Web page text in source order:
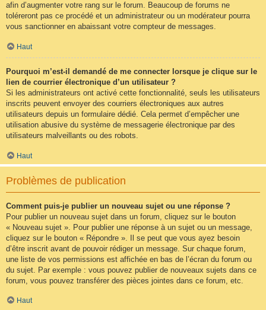
afin d’augmenter votre rang sur le forum. Beaucoup de forums ne
toléreront pas ce procédé et un administrateur ou un modérateur pourra
vous sanctionner en abaissant votre compteur de messages.
Haut
Pourquoi m’est-il demandé de me connecter lorsque je clique sur le
lien de courrier électronique d’un utilisateur ?
Si les administrateurs ont activé cette fonctionnalité, seuls les utilisateurs
inscrits peuvent envoyer des courriers électroniques aux autres
utilisateurs depuis un formulaire dédié. Cela permet d’empêcher une
utilisation abusive du système de messagerie électronique par des
utilisateurs malveillants ou des robots.
Haut
Problèmes de publication
Comment puis-je publier un nouveau sujet ou une réponse ?
Pour publier un nouveau sujet dans un forum, cliquez sur le bouton
« Nouveau sujet ». Pour publier une réponse à un sujet ou un message,
cliquez sur le bouton « Répondre ». Il se peut que vous ayez besoin
d’être inscrit avant de pouvoir rédiger un message. Sur chaque forum,
une liste de vos permissions est affichée en bas de l’écran du forum ou
du sujet. Par exemple : vous pouvez publier de nouveaux sujets dans ce
forum, vous pouvez transférer des pièces jointes dans ce forum, etc.
Haut